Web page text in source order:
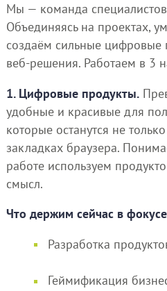
Мы — команда
Объединяясь на проектах,
создаём сильные цифровые
веб-решения. Работаем в 3
1. Цифровые продукты.
удобные и красивые для
которые останутся не
закладках браузера.
работе используем
смысл.
Что держим сейчас в
Разработка
Геймификация